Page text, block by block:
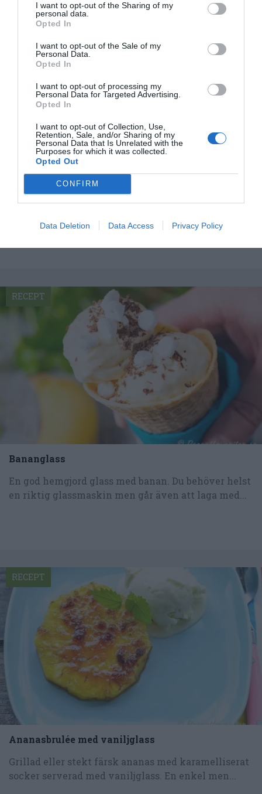
I want to opt-out of the Sharing of my
personal data.
Opted In
I want to opt-out of the Sale of my
Personal Data.
Opted In
I want to opt-out of processing my
Personal Data for Targeted Advertising.
Opted In
I want to opt-out of Collection, Use,
Retention, Sale, and/or Sharing of my
Personal Data that Is Unrelated with the
Purposes for which it was collected.
Opted Out
CONFIRM
Data Deletion Data Access Privacy Policy
Affogato glass med espresso
Affogato är glass med espresso som passar som
RECEPT
Bananglass
En god hemgjord glass med banan. Du behöver helst
en riktig glassmaskin men går även att laga med...
RECEPT
Ananasbrulée med vaniljglass
Grillad eller stekt färsk ananas med karamelliserat
socker serverad med vaniljglass. En enkel men...
RECEPT